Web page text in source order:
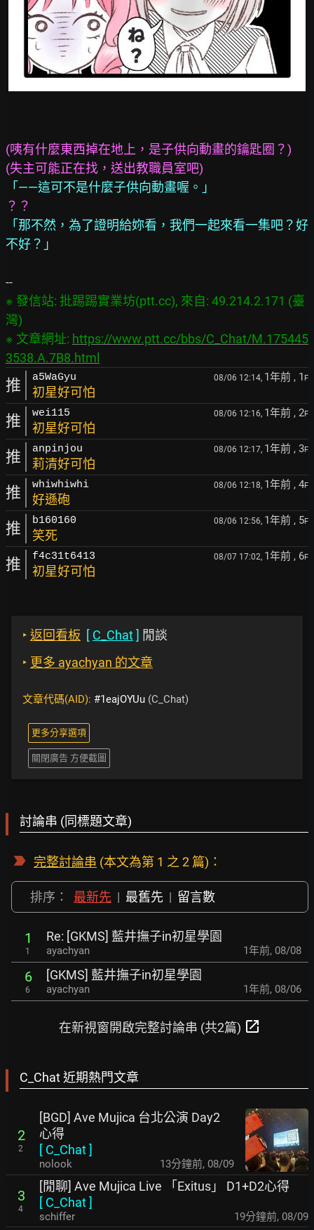
(咦有什麼東西掉在地上，是子供向動畫的鑰匙圈？)
(失主可能正在找，送出教職員室吧)
「——這可不是什麼子供向動畫喔。」
？？
「那不然，為了證明給妳看，我們一起來看一集吧？好
不好？」
※ 發信站: 批踢踢實業坊(ptt.cc), 來自: 49.214.2.171 (臺
灣)
※ 文章網址: https://www.ptt.cc/bbs/C_Chat/M.175445
3538.A.7B8.html
推 a5WaGyu 08/06 12:14, 1年前 , 1 F
初星好可怕
推 wei115 08/06 12:16, 1年前 , 2F
初星好可怕
推 anpinjou 08/06 12:17, 1年前 , 3F
莉清好可怕
推 whiwhiwhi 08/06 12:18, 1年前 , 4F
好遜砲
推 b160160 08/06 12:56, 1年前 , 5F
笑死
推 f4c31t6413 08/07 17:02, 1年前 , 6F
初星好可怕
‣ 返回看板 [ C_Chat] 閒談
‣ 更多 ayachyan 的文章
文章代碼(AID): #1eajOYUu (C_Chat)
更多分享選項
關閉廣告 方便截圖
討論串 (同標題文章)
完整討論串 (本文為第 1 之 2 篇)：
排序： 最新先 | 最舊先 | 留言數
1
1
Re: [GKMS] 藍井撫子in初星學園
ayachyan 1年前, 08/08
6
6
[GKMS] 藍井撫子in初星學園
ayachyan 1年前, 08/06
在新視窗開啟完整討論串 (共2篇) open_in_new
C_Chat 近期熱門文章
2
2
[BGD] Ave Mujica 台北公演 Day2
心得
[ C_Chat]
nolook 14分鐘前, 08/09
3
4
[閒聊] Ave Mujica Live 「Exitus」 D1+D2心得
[ C_Chat]
schiffer 19分鐘前, 08/09